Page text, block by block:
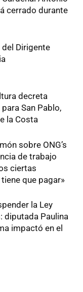
cerrado durante
Dirigente
decreta
San Pablo,
la Costa
sobre ONG’s
de trabajo
ciertas
que pagar»
la Ley
diputada Paulina
impactó en el